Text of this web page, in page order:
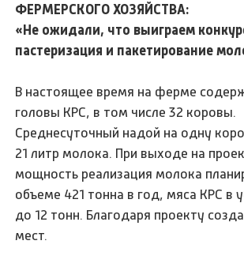
ФЕРМЕРСКОГО ХОЗЯЙСТВА:
«Не ожидали, что выиграем
пастеризация и пакетирование
В настоящее время на ферме
головы КРС, в том числе 32 коровы.
Среднесуточный надой на одну
21 литр молока. При выходе на
мощность реализация молока
объеме 421 тонна в год, мяса КРС в
до 12 тонн. Благодаря проекту
мест.